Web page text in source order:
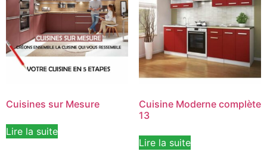
Cuisines sur Mesure
Lire la suite
Cuisine Moderne complète
13
Lire la suite